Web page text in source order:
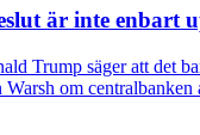
är inte enbart
Trump säger att det
om centralbanken